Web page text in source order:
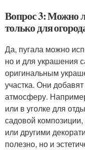
Вопрос 3: Можно
только для
Да, пугала можно
но и для украшения
оригинальным
участка. Они
атмосферу.
или в уголке для
садовой
или другими
полезно, но и